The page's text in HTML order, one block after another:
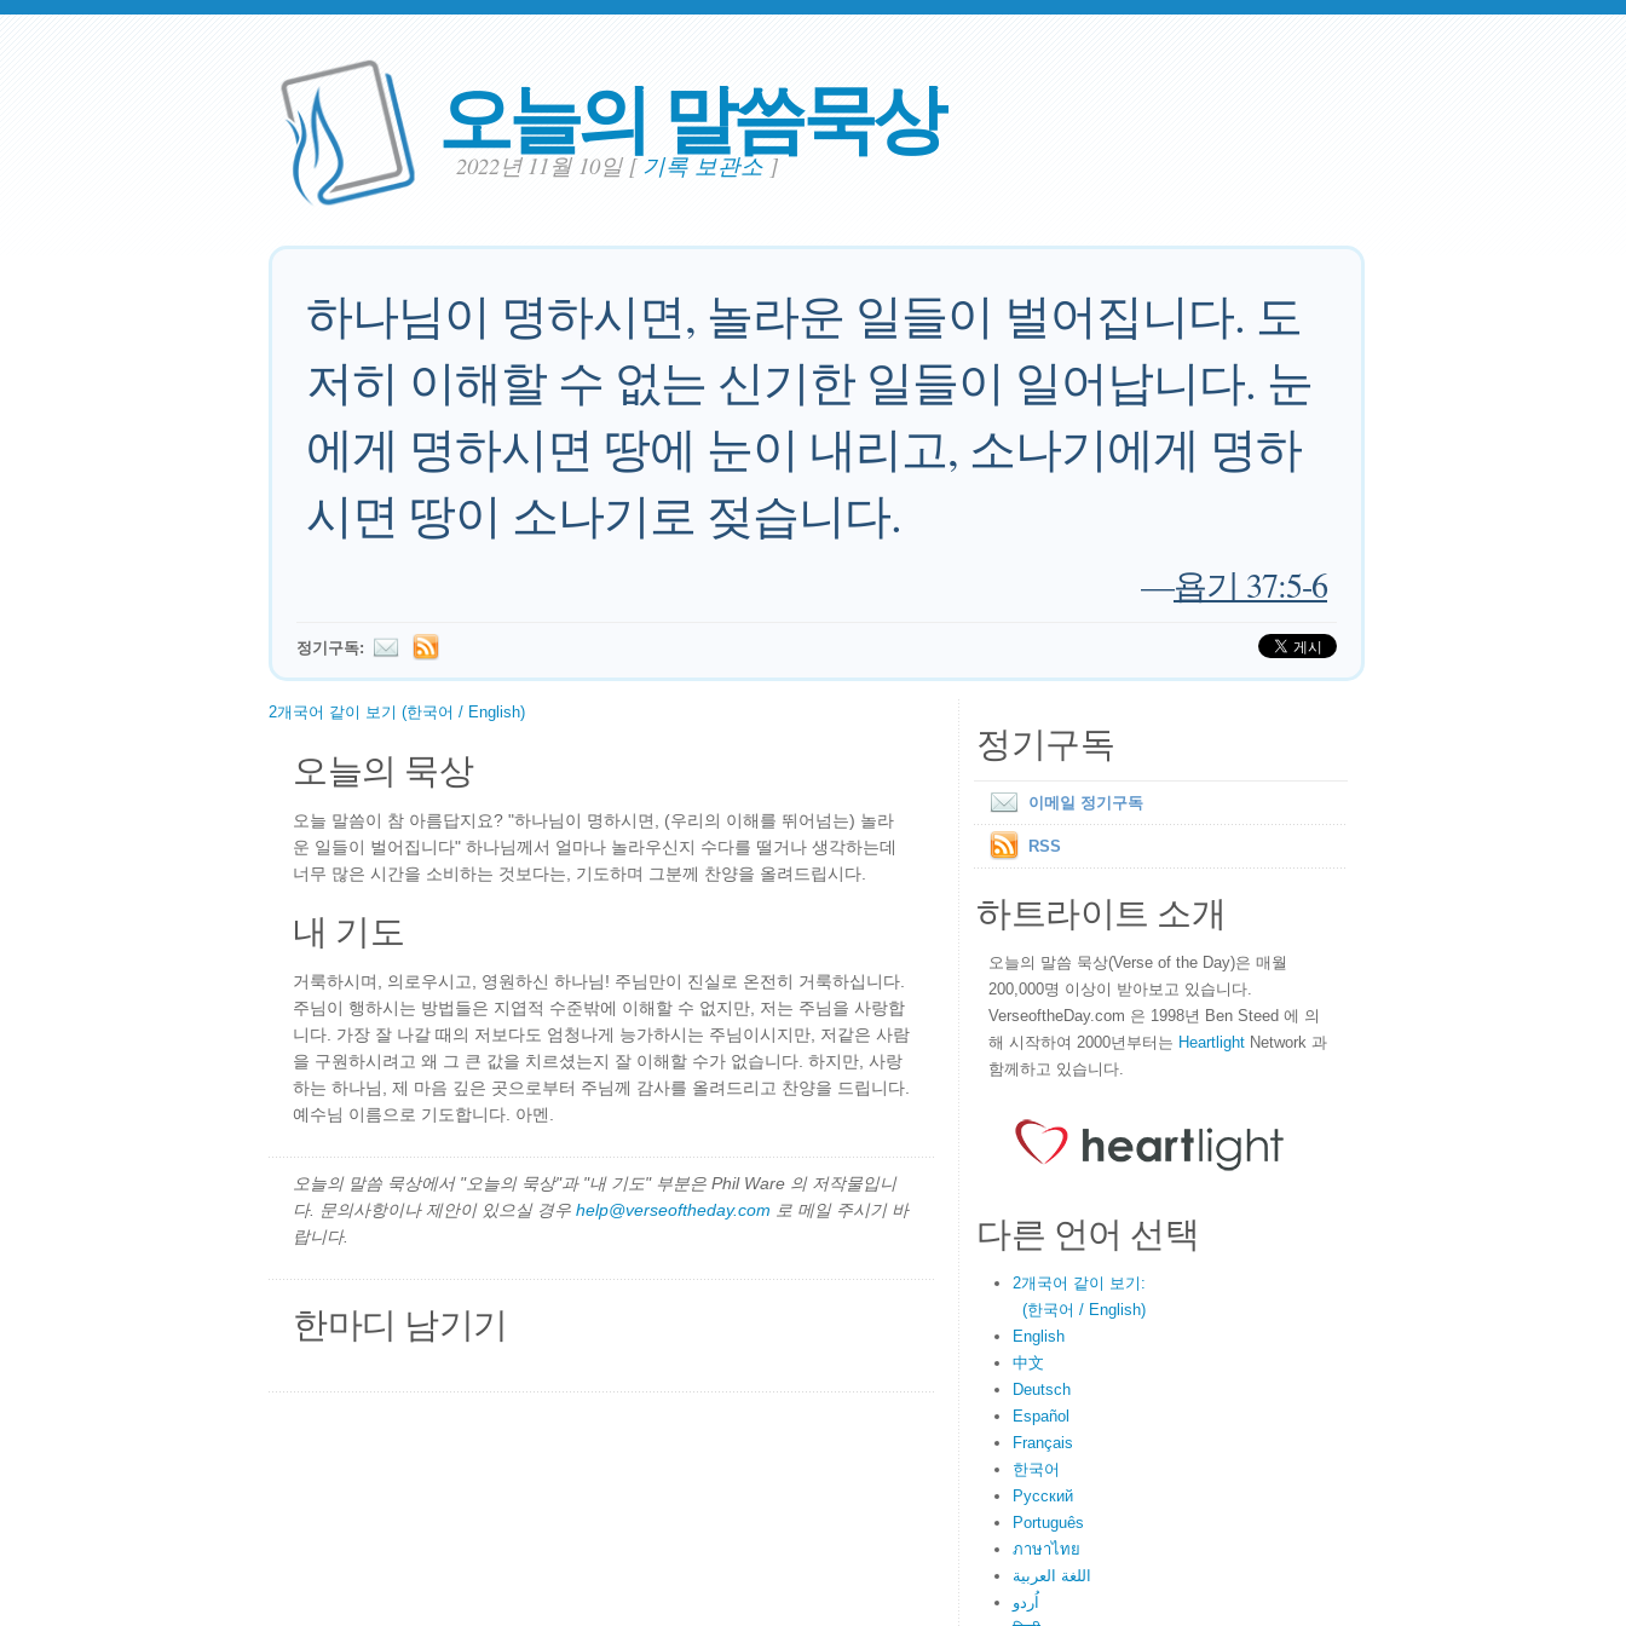
오늘의 말씀묵상
2022년 11월 10일 [기록 보관소]
하나님이 명하시면, 놀라운 일들이 벌어집니다. 도
저히 이해할 수 없는 신기한 일들이 일어납니다. 눈
에게 명하시면 땅에 눈이 내리고, 소나기에게 명하
시면 땅이 소나기로 젖습니다.
—욥기 37:5-6
정기구독:
2개국어 같이 보기 (한국어 / English)
오늘의 묵상
오늘 말씀이 참 아름답지요? "하나님이 명하시면, (우리의 이해를 뛰어넘는) 놀라
운 일들이 벌어집니다" 하나님께서 얼마나 놀라우신지 수다를 떨거나 생각하는데
너무 많은 시간을 소비하는 것보다는, 기도하며 그분께 찬양을 올려드립시다.
내 기도
거룩하시며, 의로우시고, 영원하신 하나님! 주님만이 진실로 온전히 거룩하십니다.
주님이 행하시는 방법들은 지엽적 수준밖에 이해할 수 없지만, 저는 주님을 사랑합
니다. 가장 잘 나갈 때의 저보다도 엄청나게 능가하시는 주님이시지만, 저같은 사람
을 구원하시려고 왜 그 큰 값을 치르셨는지 잘 이해할 수가 없습니다. 하지만, 사랑
하는 하나님, 제 마음 깊은 곳으로부터 주님께 감사를 올려드리고 찬양을 드립니다.
예수님 이름으로 기도합니다. 아멘.
오늘의 말씀 묵상에서 "오늘의 묵상"과 "내 기도" 부분은 Phil Ware 의 저작물입니
다. 문의사항이나 제안이 있으실 경우 help@verseoftheday.com 로 메일 주시기 바
랍니다.
한마디 남기기
정기구독
이메일 정기구독
RSS
하트라이트 소개
오늘의 말씀 묵상(Verse of the Day)은 매월
200,000명 이상이 받아보고 있습니다.
VerseoftheDay.com 은 1998년 Ben Steed 에 의
해 시작하여 2000년부터는 Heartlight Network 과
함께하고 있습니다.
다른 언어 선택
2개국어 같이 보기:
(한국어 / English)
English
中文
Deutsch
Español
Français
한국어
Русский
Português
ภาษาไทย
اللغة العربية
اُردو